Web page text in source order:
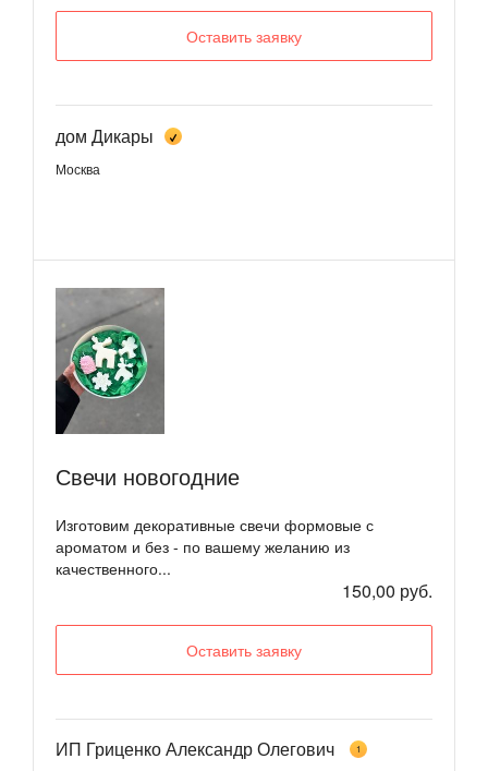
Оставить заявку
дом Дикары
Москва
Свечи новогодние
Изготовим декоративные свечи формовые с
ароматом и без - по вашему желанию из
качественного...
150,00 руб.
Оставить заявку
ИП Гриценко Александр Олегович 1